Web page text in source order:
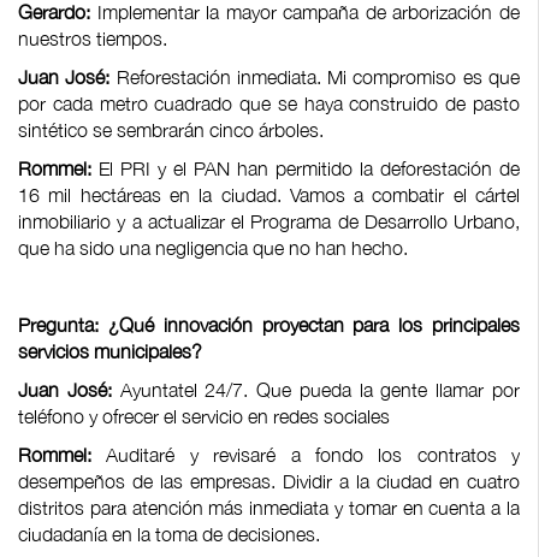
Gerardo: Implementar la mayor campaña de arborización de
nuestros tiempos.
Juan José: Reforestación inmediata. Mi compromiso es que
por cada metro cuadrado que se haya construido de pasto
sintético se sembrarán cinco árboles.
Rommel: El PRI y el PAN han permitido la deforestación de
16 mil hectáreas en la ciudad. Vamos a combatir el cártel
inmobiliario y a actualizar el Programa de Desarrollo Urbano,
que ha sido una negligencia que no han hecho.
Pregunta: ¿Qué innovación proyectan para los principales
servicios municipales?
Juan José:Ayuntatel 24/7. Que pueda la gente llamar por
teléfono y ofrecer el servicio en redes sociales
Rommel: Auditaré y revisaré a fondo los contratos y
desempeños de las empresas. Dividir a la ciudad en cuatro
distritos para atención más inmediata y tomar en cuenta a la
ciudadanía en la toma de decisiones.